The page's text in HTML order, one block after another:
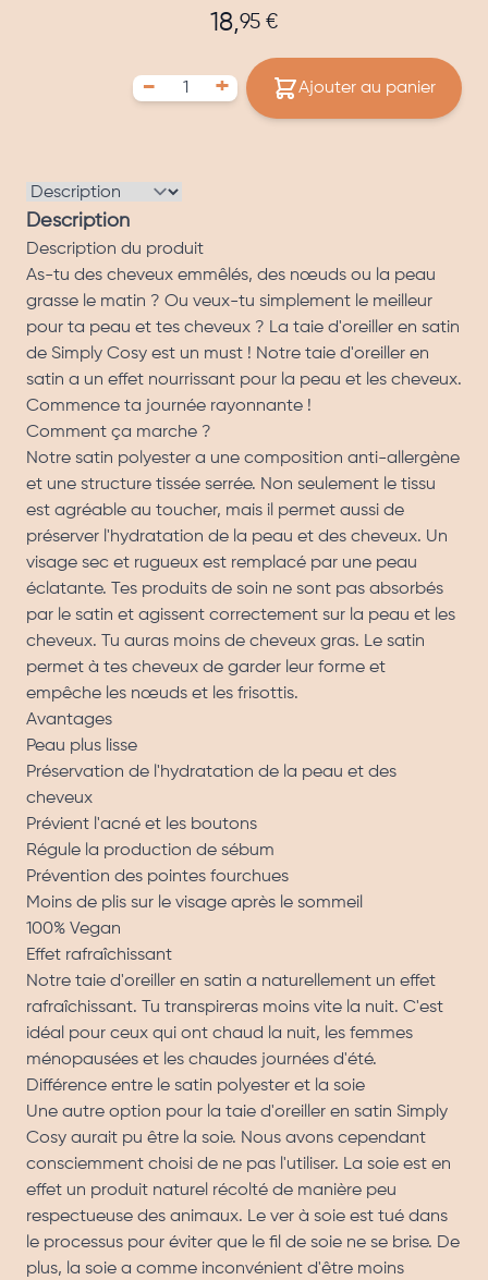
18,95 €
- + Ajouter au panier
Description
Description du produit
As-tu des cheveux emmêlés, des nœuds ou la peau
grasse le matin ? Ou veux-tu simplement le meilleur
pour ta peau et tes cheveux ? La taie d'oreiller en satin
de Simply Cosy est un must ! Notre taie d'oreiller en
satin a un effet nourrissant pour la peau et les cheveux.
Commence ta journée rayonnante !
Comment ça marche ?
Notre satin polyester a une composition anti-allergène
et une structure tissée serrée. Non seulement le tissu
est agréable au toucher, mais il permet aussi de
préserver l'hydratation de la peau et des cheveux. Un
visage sec et rugueux est remplacé par une peau
éclatante. Tes produits de soin ne sont pas absorbés
par le satin et agissent correctement sur la peau et les
cheveux. Tu auras moins de cheveux gras. Le satin
permet à tes cheveux de garder leur forme et
empêche les nœuds et les frisottis.
Avantages
Peau plus lisse
Préservation de l'hydratation de la peau et des
cheveux
Prévient l'acné et les boutons
Régule la production de sébum
Prévention des pointes fourchues
Moins de plis sur le visage après le sommeil
100% Vegan
Effet rafraîchissant
Notre taie d'oreiller en satin a naturellement un effet
rafraîchissant. Tu transpireras moins vite la nuit. C'est
idéal pour ceux qui ont chaud la nuit, les femmes
ménopausées et les chaudes journées d'été.
Différence entre le satin polyester et la soie
Une autre option pour la taie d'oreiller en satin Simply
Cosy aurait pu être la soie. Nous avons cependant
consciemment choisi de ne pas l'utiliser. La soie est en
effet un produit naturel récolté de manière peu
respectueuse des animaux. Le ver à soie est tué dans
le processus pour éviter que le fil de soie ne se brise. De
plus, la soie a comme inconvénient d'être moins